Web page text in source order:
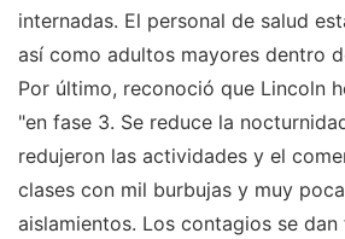
internadas. El personal de salud
así como adultos mayores dentro
Por último, reconoció que Lincoln
"en fase 3. Se reduce la
redujeron las actividades y el
clases con mil burbujas y muy
aislamientos. Los contagios se